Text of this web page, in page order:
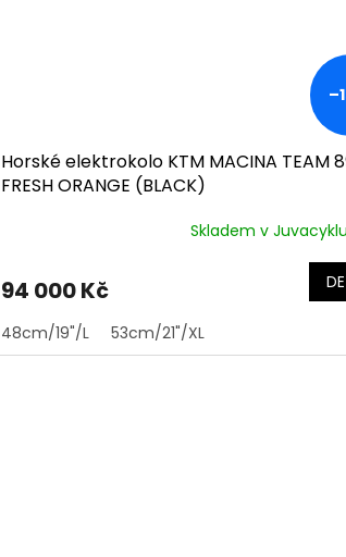
Horské elektrokolo KTM MACINA TEAM
FRESH ORANGE (BLACK)
Skladem v Juvacyklu
94 000 Kč
48cm/19"/L 53cm/21"/XL